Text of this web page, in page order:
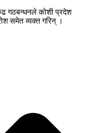
गठबन्धनले कोशी प्रदेश
समेत व्यक्त गरिन् ।